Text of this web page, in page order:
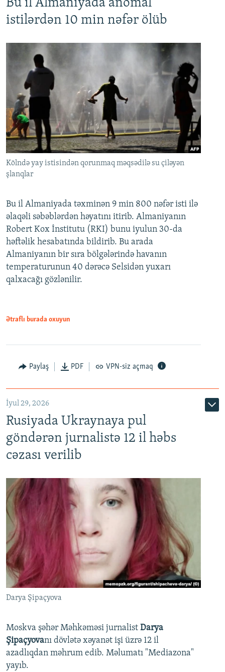
Bu il Almaniyada anomal
istilərdən 10 min nəfər ölüb
Kölndə yay istisindən qorunmaq məqsədilə su çiləyən
şlanqlar
Bu il Almaniyada təxminən 9 min 800 nəfər isti ilə
əlaqəli səbəblərdən həyatını itirib. Almaniyanın
Robert Kox İnstitutu (RKI) bunu iyulun 30-da
həftəlik hesabatında bildirib. Bu arada
Almaniyanın bir sıra bölgələrində havanın
temperaturunun 40 dərəcə Selsidən yuxarı
qalxacağı gözlənilir.
Ətraflı burada oxuyun
Paylaş PDF VPN-siz açmaq
İyul 29, 2026
Rusiyada Ukraynaya pul
göndərən jurnalistə 12 il həbs
cəzası verilib
Darya Şipaçyova
Moskva şəhər Məhkəməsi jurnalist Darya
Şipaçyovanı dövlətə xəyanət işi üzrə 12 il
azadlıqdan məhrum edib. Məlumatı "Mediazona"
yayıb.